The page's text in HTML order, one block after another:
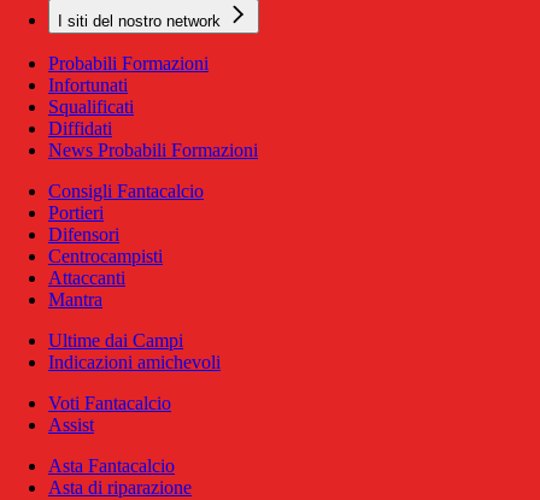
I siti del nostro network
Probabili Formazioni
Infortunati
Squalificati
Diffidati
News Probabili Formazioni
Consigli Fantacalcio
Portieri
Difensori
Centrocampisti
Attaccanti
Mantra
Ultime dai Campi
Indicazioni amichevoli
Voti Fantacalcio
Assist
Asta Fantacalcio
Asta di riparazione